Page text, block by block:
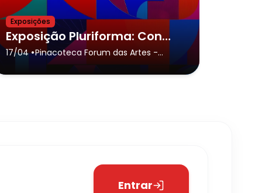
Exposições
Exposição Pluriforma: Concretos de São Paulo nos acervos da Pinacoteca e do Museu da Casa Brasileira
17/04 •Pinacoteca Forum das Artes -
Botucatu
Entrar